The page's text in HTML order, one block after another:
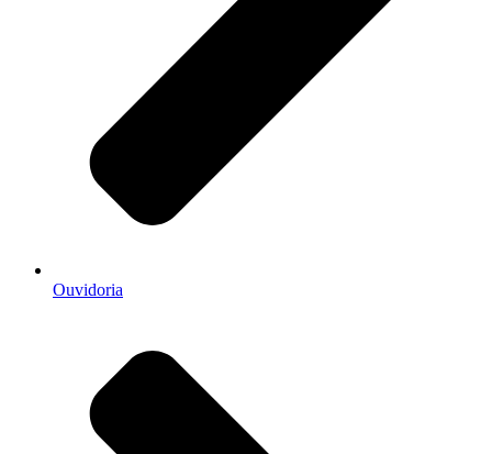
Ouvidoria